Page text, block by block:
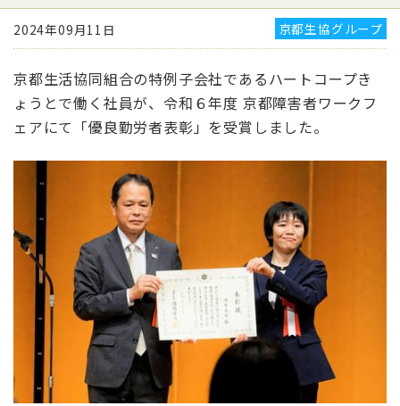
2024年09月11日 京都生協グループ
京都生活協同組合の特例子会社であるハートコープき
ょうとで働く社員が、令和６年度 京都障害者ワークフ
ェアにて「優良勤労者表彰」を受賞しました。